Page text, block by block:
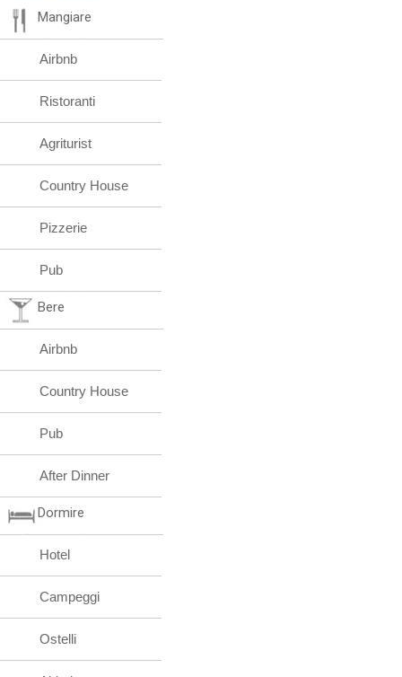
Mangiare
Airbnb
Ristoranti
Agriturist
Country House
Pizzerie
Pub
Bere
Airbnb
Country House
Pub
After Dinner
Dormire
Hotel
Campeggi
Ostelli